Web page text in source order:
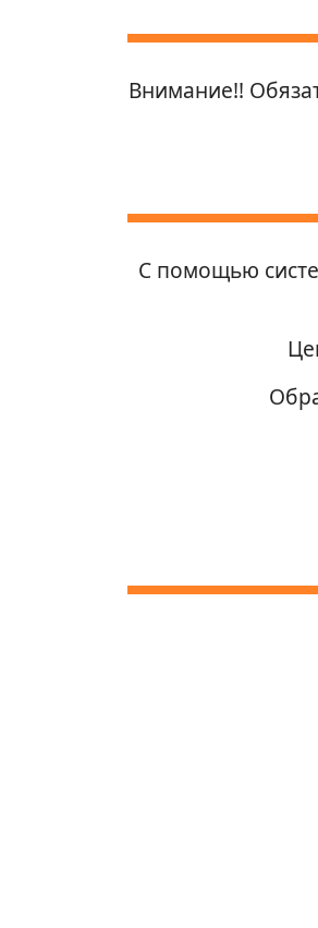
Внимание!!
С помощью